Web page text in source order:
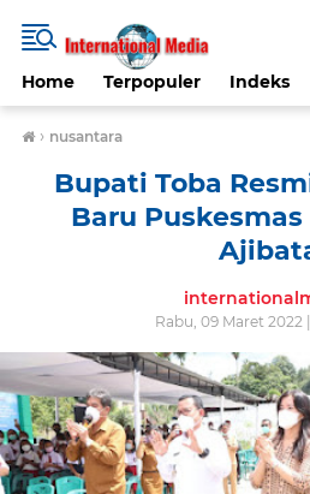
Home Terpopuler Indeks
› nusantara
Bupati Toba
Baru
Rabu, 09 Maret 2022